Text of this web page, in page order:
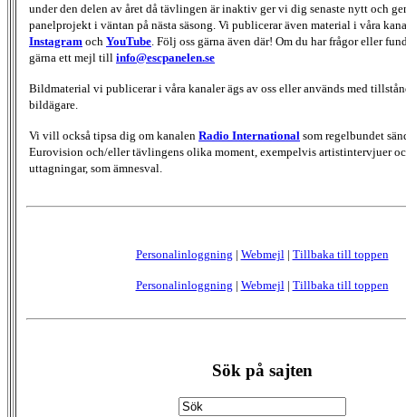
under den delen av året då tävlingen är inaktiv ger vi dig senaste nytt och
panelprojekt i väntan på nästa säsong. Vi publicerar även material i våra
Instagram och YouTube . Följ oss gärna även där! Om du har frågor eller
gärna ett mejl till info@escpanelen.se
Bildmaterial vi publicerar i våra kanaler ägs av oss eller används med
bildägare.
Vi vill också tipsa dig om kanalen Radio International som regelbundet
Eurovision och/eller tävlingens olika moment, exempelvis artistintervjuer
uttagningar, som ämnesval.
Personalinloggning | Webmejl | Tillbaka till toppen
Personalinloggning | Webmejl | Tillbaka till toppen
Sök på sajten